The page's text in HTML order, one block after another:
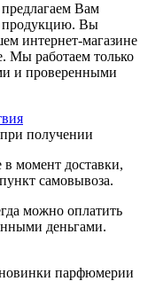
Вам
продукцию. Вы
интернет-магазине
Мы работаем только
и проверенными
получении
в момент доставки,
самовывоза.
можно оплатить
деньгами.
парфюмерии